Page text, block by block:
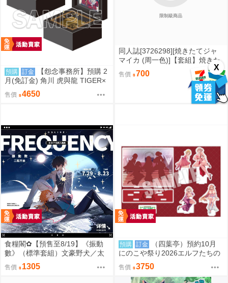
X
預購 訂金
【怨念事務所】預購 2
月(免訂金) 角川 虎與龍 TIGER×
DRAGON! 20週年紀念 音樂盒 オ
レンジ 0905
售價 4650
限制級商品
同人誌[3726298][焼きたてジャ
マイカ (周一色)]【套組】焼きた
てジャマイカ「学マス本」セッ
ト (學園偶像大師)
售價 700
食糧閣✿【預售至8/19】《振動
數》（標準套組）文豪野犬／太
宰治／中原中也／太中／同人／
邊境爆破
售價 1305
預購 訂金
（四葉亭）預約10月
にのこや祭り2026エルフたちの
宴 #主視覺圖 紀念展壓克力立牌
組 0829
售價 3750